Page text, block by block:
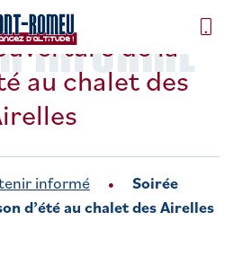
INFORMÉ
de la
au chalet des
informé
Soirée
d’été au chalet des Airelles